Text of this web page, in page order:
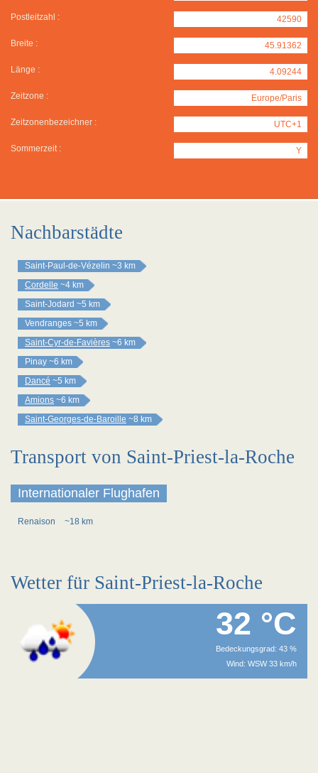
Postleitzahl : 42590
Breite : 45.91362
Länge : 4.09244
Zeitzone : Europe/Paris
Zeitzonenbezeichner : UTC+1
Sommerzeit : Y
Nachbarstädte
Saint-Paul-de-Vézelin ~3 km
Cordelle ~4 km
Saint-Jodard ~5 km
Vendranges ~5 km
Saint-Cyr-de-Favières ~6 km
Pinay ~6 km
Dancé ~5 km
Amions ~6 km
Saint-Georges-de-Baroille ~8 km
Transport von Saint-Priest-la-Roche
Internationaler Flughafen
Renaison ~18 km
Wetter für Saint-Priest-la-Roche
32 °C
Bedeckungsgrad: 43 %
Wind: WSW 33 km/h